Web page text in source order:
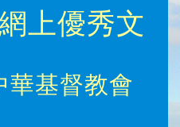
上優秀文
華基督教會